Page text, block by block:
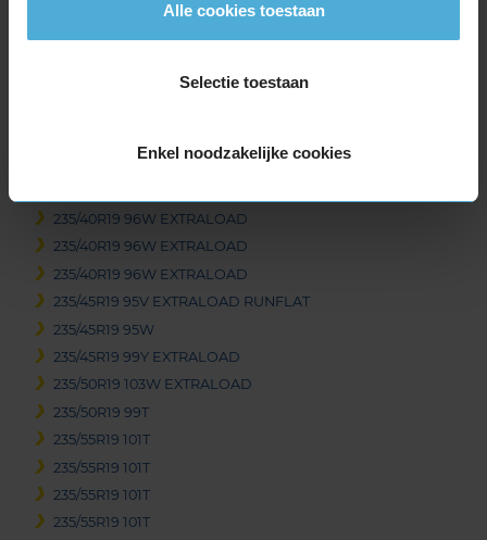
Alle cookies toestaan
Selectie toestaan
Enkel noodzakelijke cookies
225/45R19 96Y EXTRALOAD
235/35R19 91Y EXTRALOAD
235/40R19 96W EXTRALOAD
235/40R19 96W EXTRALOAD
235/40R19 96W EXTRALOAD
235/45R19 95V EXTRALOAD RUNFLAT
235/45R19 95W
235/45R19 99Y EXTRALOAD
235/50R19 103W EXTRALOAD
235/50R19 99T
235/55R19 101T
235/55R19 101T
235/55R19 101T
235/55R19 101T